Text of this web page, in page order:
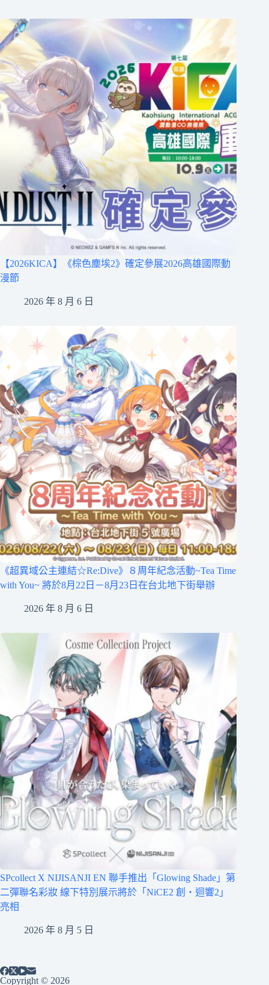
【2026KICA】《棕色塵埃2》確定參展2026高雄國際動
漫節
2026 年 8 月 6 日
《超異域公主連結☆Re:Dive》８周年紀念活動~Tea Time
with You~ 將於8月22日－8月23日在台北地下街舉辦
2026 年 8 月 6 日
SPcollect X NIJISANJI EN 聯手推出「Glowing Shade」第
二彈聯名彩妝 線下特別展示將於「NiCE2 創・迴響2」
亮相
2026 年 8 月 5 日
Copyright © 2026